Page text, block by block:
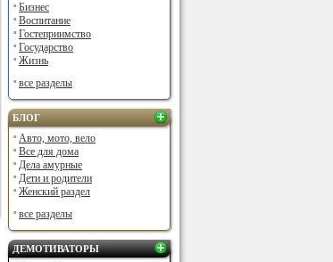
Бизнес
Воспитание
Гостеприимство
Государство
Жизнь
все разделы
БЛОГ
Авто, мото, вело
Все для дома
Дела амурные
Дети и родители
Женский раздел
все разделы
ДЕМОТИВАТОРЫ